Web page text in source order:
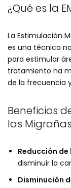
¿Qué es la
La Estimulación
es una técnica
para estimular
tratamiento ha
de la frecuencia
Beneficios
las Migrañas
Reducción de
disminuir la
Disminución